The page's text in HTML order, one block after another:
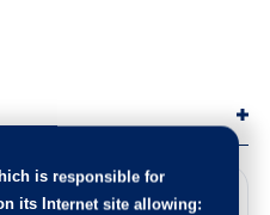
is responsible for
its Internet site allowing: